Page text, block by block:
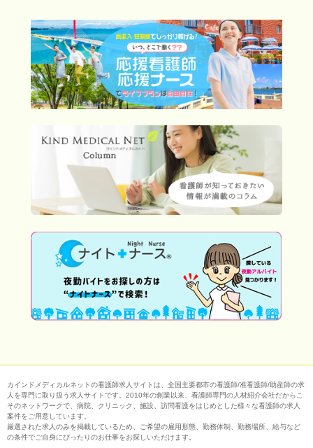
カインドメディカルネットの看護師求人サイトは、全国主要都市の看護師/准看護師/助産師の求
人を専門に取り扱う求人サイトです。2010年の創業以来、看護師専門の人材紹介会社だからこ
そのネットワークで、病院、クリニック、施設、訪問看護をはじめとした様々な看護師の求人
案件をご用意しています。
厳選された求人のみを掲載しているため、ご希望の雇用形態、勤務体制、勤務場所、給与など
の条件でご自身にぴったりのお仕事をお探しいただけます。